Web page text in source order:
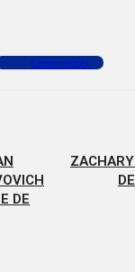
Commenter
DE